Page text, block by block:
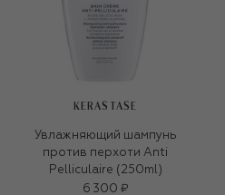
KERASTASE
Увлажняющий шампунь
против перхоти Anti
Pelliculaire (250ml)
6 300 ₽